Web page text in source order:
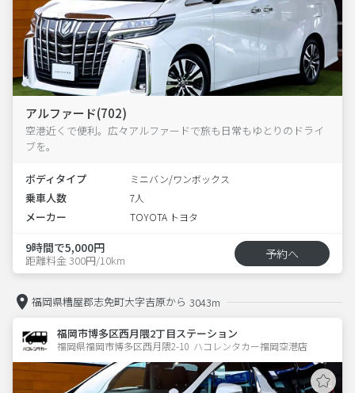
アルファード(702)
空港近くで便利。広々アルファードで旅も日常もゆとりのドライ
ブを。
ボディタイプ ミニバン/ワンボックス
乗車人数 7人
メーカー TOYOTA トヨタ
9時間で5,000円
距離料金 300円/10km 予約へ
福岡県糟屋郡志免町大字吉原から 3043m
福岡市博多区西月隈2丁目ステーション
福岡県福岡市博多区西月隈2-10  ハコレンタカー福岡空港店